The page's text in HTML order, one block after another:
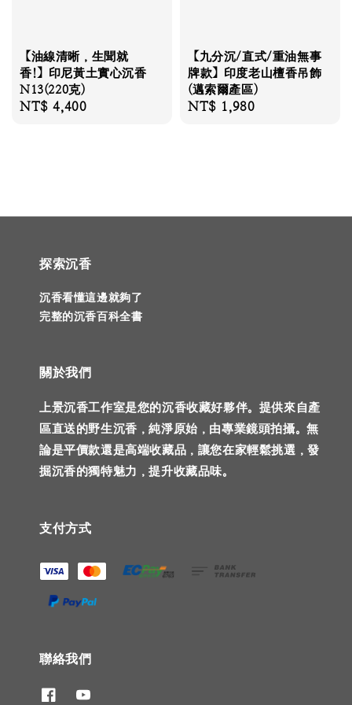
【油線清晰，生聞就
香!】印尼黃土實心沉香
N13(220克)
Regular
NT$ 4,400
【九分沉/直式/重油無事
牌款】印度老山檀香吊飾
(邁索爾產區)
Regular
NT$ 1,980
探索沉香
沉香看懂這邊就夠了
完整的沉香百科全書
關於我們
上景沉香工作室是您的沉香收藏好夥伴。提供來自產
區直送的野生沉香，純淨原始，由專業鏡頭拍攝。無
論是平價款還是高端收藏品，讓您在家輕鬆挑選，發
掘沉香的獨特魅力，提升收藏品味。
支付方式
聯絡我們